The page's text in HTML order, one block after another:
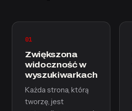
01
Zwiększona
widoczność w
wyszukiwarkach
Każda strona, którą
tworzę, jest